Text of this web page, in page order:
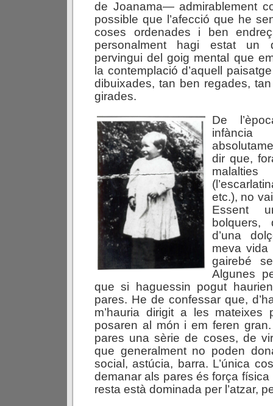
de Joanama— admirablement
possible que l’afecció que he
coses ordenades i ben
personalment hagi estat un
pervingui del goig mental que
la contemplació d’aquell
dibuixades, tan ben regades,
girades.
De
dir que,
etc.), no
Essent
d’una
meva
gairebé
Algunes
que si haguessin pogut
pares. He de confessar que,
m’hauria dirigit a les mateixes
posaren al món i em feren
pares una sèrie de coses, de
que generalment no poden
social, astúcia, barra. L’única
demanar als pares és força física
resta està dominada per l’atzar,